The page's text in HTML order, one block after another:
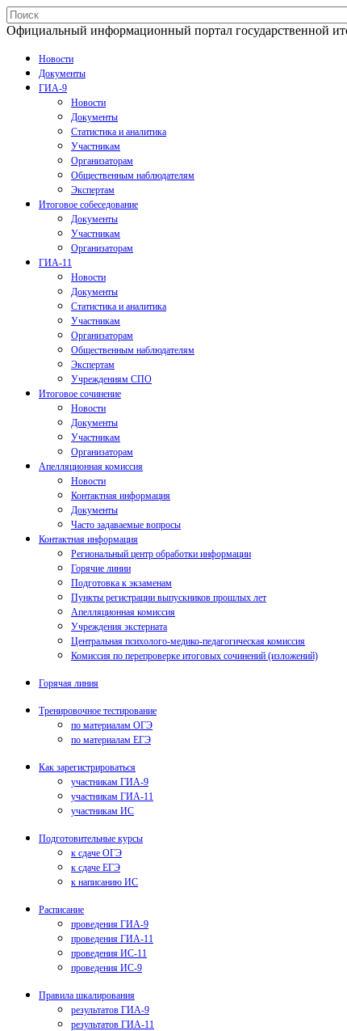
Официальный информационный портал государственной
Новости
Документы
ГИА-9
Новости
Документы
Статистика и аналитика
Участникам
Организаторам
Общественным наблюдателям
Экспертам
Итоговое собеседование
Документы
Участникам
Организаторам
ГИА-11
Новости
Документы
Статистика и аналитика
Участникам
Организаторам
Общественным наблюдателям
Экспертам
Учреждениям СПО
Итоговое сочинение
Новости
Документы
Участникам
Организаторам
Апелляционная комиссия
Новости
Контактная информация
Документы
Часто задаваемые вопросы
Контактная информация
Региональный центр обработки информации
Горячие линии
Подготовка к экзаменам
Пункты регистрации выпускников прошлых лет
Апелляционная комиссия
Учреждения экстерната
Центральная психолого-медико-педагогическая комиссия
Комиссия по перепроверке итоговых сочинений (изложений)
Горячая линия
Тренировочное тестирование
по материалам ОГЭ
по материалам ЕГЭ
Как зарегистрироваться
участникам ГИА-9
участникам ГИА-11
участникам ИС
Подготовительные курсы
к сдаче ОГЭ
к сдаче ЕГЭ
к написанию ИС
Расписание
проведения ГИА-9
проведения ГИА-11
проведения ИС-11
проведения ИС-9
Правила шкалирования
результатов ГИА-9
результатов ГИА-11